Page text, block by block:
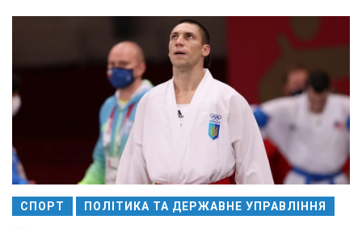
СПОРТ ПОЛІТИКА ТА ДЕРЖАВНЕ УПРАВЛІННЯ